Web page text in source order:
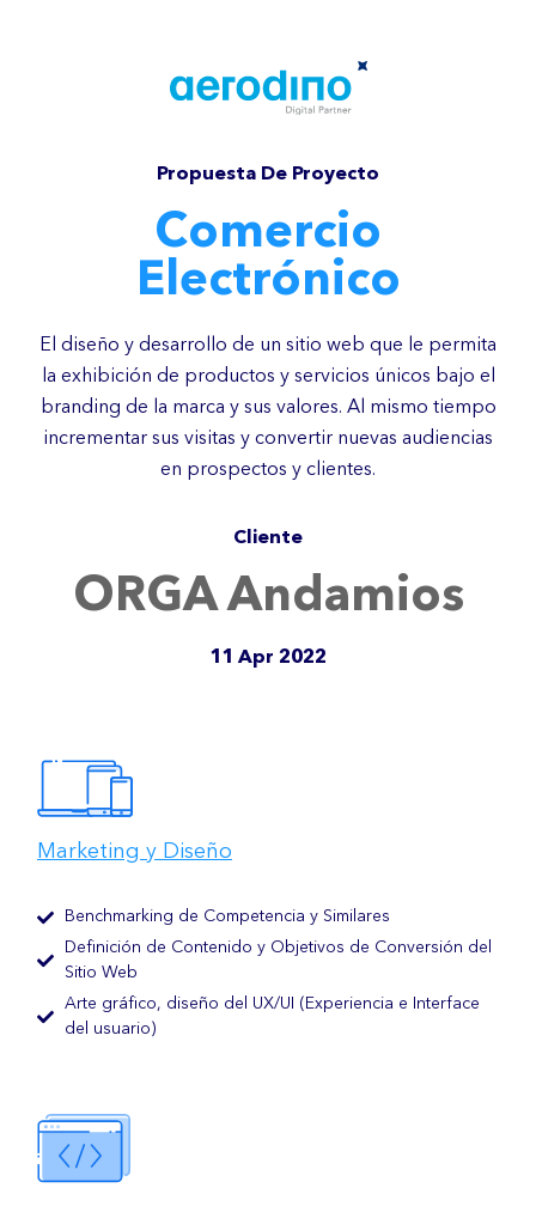
Propuesta De Proyecto
Comercio
Electrónico
El diseño y desarrollo de un sitio web que le permita
la exhibición de productos y servicios únicos bajo el
branding de la marca y sus valores. Al mismo tiempo
incrementar sus visitas y convertir nuevas audiencias
en prospectos y clientes.
Cliente
ORGA Andamios
11 Apr 2022
Marketing y Diseño
Benchmarking de Competencia y Similares
Definición de Contenido y Objetivos de Conversión del
Sitio Web
Arte gráfico, diseño del UX/UI (Experiencia e Interface
del usuario)